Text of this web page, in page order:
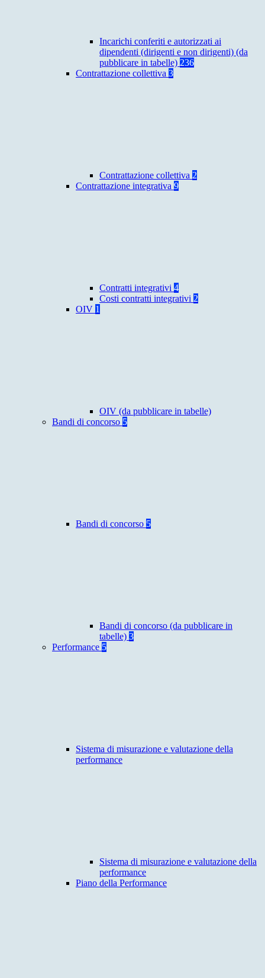
Incarichi conferiti e autorizzati ai
dipendenti (dirigenti e non dirigenti) (da
pubblicare in tabelle) 236
Contrattazione collettiva 3
Contrattazione collettiva 2
Contrattazione integrativa 9
Contratti integrativi 4
Costi contratti integrativi 2
OIV 1
OIV (da pubblicare in tabelle)
Bandi di concorso 5
Bandi di concorso 5
Bandi di concorso (da pubblicare in
tabelle) 3
Performance 5
Sistema di misurazione e valutazione della
performance
Sistema di misurazione e valutazione della
performance
Piano della Performance